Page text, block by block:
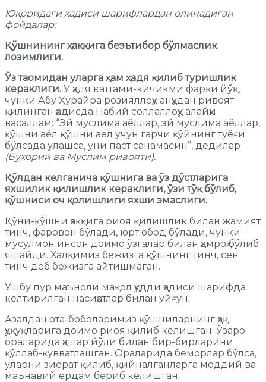
Юқоридаги ҳадиси шарифлардан олинадиган
фойдалар:
Қўшнининг ҳаққига беэътибор бўлмаслик
лозимлиги.
Ўз таомидан уларга ҳам ҳадя қилиб туришлик
кераклиги. У ҳадя каттами-кичикми фарқи йўқ,
чунки Абу Ҳурайра розияллоҳу анҳудан ривоят
қилинган ҳадисда Набий соллаллоҳу алайҳи
васаллам: “Эй муслима аёллар, эй муслима аёллар,
қўшни аёл қўшни аёл учун гарчи қўйнинг туёғи
бўлсада улашса, уни паст санамасин”, дедилар
(Бухорий ва Муслим ривояти).
Қўлдан келганича қўшнига ва ўз дўстларига
яхшилик қилишлик кераклиги, ўзи тўқ бўлиб,
қўшниси оч қолишлиги яхши эмаслиги.
Қўни-қўшни ҳаққига риоя қилишлик билан жамият
тинч, фаровон бўлади, юрт обод бўлади, чунки
мусулмон инсон доимо ўзгалар билан ҳамроҳ бўлиб
яшайди. Халқимиз бежизга қўшнинг тинч, сен
тинч деб бежизга айтишмаган.
Ушбу пур маъноли мақол ҳудди ҳадиси шарифда
келтирилган насиҳатлар билан уйғун.
Азалдан ота-боболаримиз қўшниларнинг ҳақ-
ҳуқуқларига доимо риоя қилиб келишган. Ўзаро
ораларида ҳашар йўли билан бир-бирларини
қўллаб-қувватлашган. Ораларида беморлар бўлса,
уларни зиёрат қилиб, қийналганларга моддий ва
маънавий ёрдам бериб келишган.